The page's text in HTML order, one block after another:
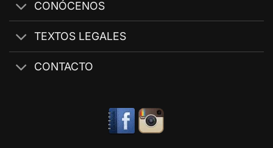
CONÓCENOS
TEXTOS LEGALES
CONTACTO